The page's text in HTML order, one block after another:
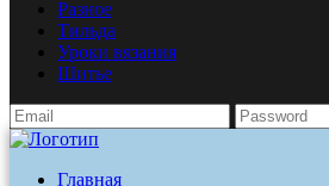
Разное
Тильда
Уроки вязания
Шитье
Главная